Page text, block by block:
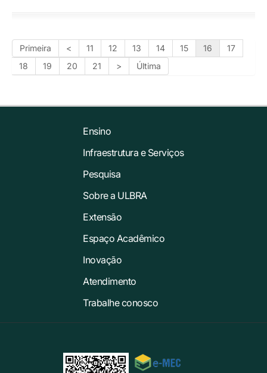
Primeira < 11 12 13 14 15 16
17
18
19 20 21 > Última
Ensino
Infraestrutura e Serviços
Pesquisa
Sobre a ULBRA
Extensão
Espaço Acadêmico
Inovação
Atendimento
Trabalhe conosco